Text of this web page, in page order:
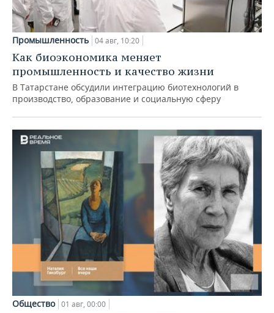
Промышленность 04 авг, 10:20
Как биоэкономика меняет
промышленность и качество жизни
В Татарстане обсудили интеграцию биотехнологий в
производство, образование и социальную сферу
Общество 01 авг, 00:00